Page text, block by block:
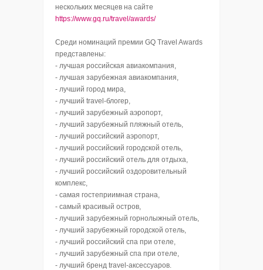
нескольких месяцев на сайте
https://www.gq.ru/travel/awards/
Среди номинаций премии GQ Travel Awards
представлены:
- лучшая российская авиакомпания,
- лучшая зарубежная авиакомпания,
- лучший город мира,
- лучший travel-блогер,
- лучший зарубежный аэропорт,
- лучший зарубежный пляжный отель,
- лучший российский аэропорт,
- лучший российский городской отель,
- лучший российский отель для отдыха,
- лучший российский оздоровительный
комплекс,
- самая гостеприимная страна,
- самый красивый остров,
- лучший зарубежный горнолыжный отель,
- лучший зарубежный городской отель,
- лучший российский спа при отеле,
- лучший зарубежный спа при отеле,
- лучший бренд travel-аксессуаров.